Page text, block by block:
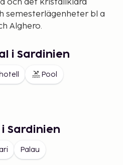
och det kristallklara
semesterlägenheter bl a
Alghero.
är stränderna
här har vi valt ut hotell och
om Cagliari. Vart du än bor
gott. Glöm inte att
avrunda måltiden med ett
din resa, så är
i Sardinien
Pool
Sardinien
Palau